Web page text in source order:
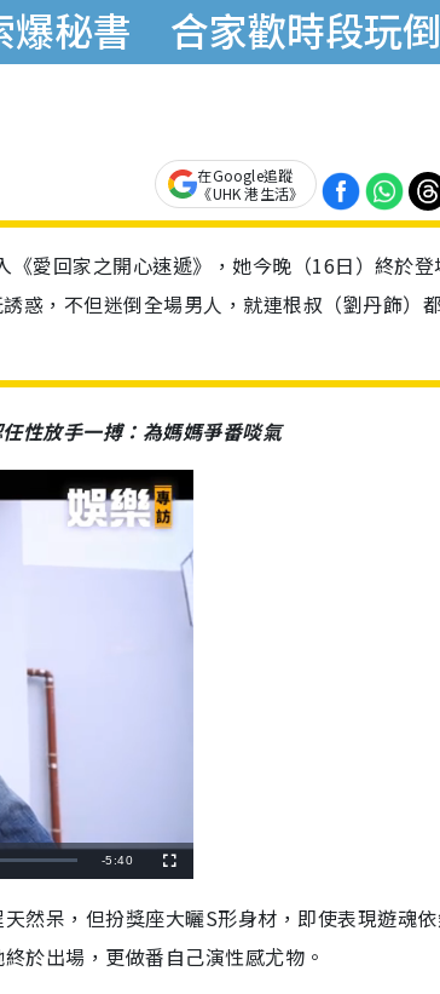
爆秘書 合家歡時段玩
在Google追蹤
《UHK 港生活》
愛回家之開心速遞》，她今晚（16日）終於登
惑，不但迷倒全場男人，就連根叔（劉丹飾）
性放手一搏：為媽媽爭番啖氣
R
a
-5:40
u
s
c
e
e
然呆，但扮獎座大曬S形身材，即使表現遊魂
於出場，更做番自己演性感尤物。